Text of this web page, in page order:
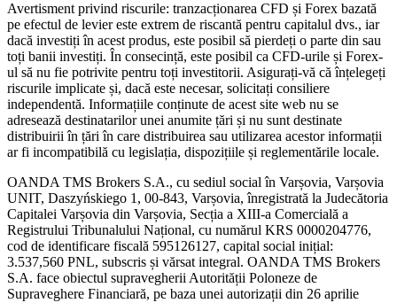
Avertisment privind riscurile: tranzacționarea CFD și Forex bazată
pe efectul de levier este extrem de riscantă pentru capitalul dvs., iar
dacă investiți în acest produs, este posibil să pierdeți o parte din sau
toți banii investiți. În consecință, este posibil ca CFD-urile și Forex-
ul să nu fie potrivite pentru toți investitorii. Asigurați-vă că înțelegeți
riscurile implicate și, dacă este necesar, solicitați consiliere
independentă. Informațiile conținute de acest site web nu se
adresează destinatarilor unei anumite țări și nu sunt destinate
distribuirii în țări în care distribuirea sau utilizarea acestor informații
ar fi incompatibilă cu legislația, dispozițiile și reglementările locale.
OANDA TMS Brokers S.A., cu sediul social în Varșovia, Varșovia
UNIT, Daszyńskiego 1, 00-843, Varșovia, înregistrată la Judecătoria
Capitalei Varșovia din Varșovia, Secția a XIII-a Comercială a
Registrului Tribunalului Național, cu numărul KRS 0000204776,
cod de identificare fiscală 595126127, capital social inițial:
3.537,560 PNL, subscris și vărsat integral. OANDA TMS Brokers
S.A. face obiectul supravegherii Autorității Poloneze de
Supraveghere Financiară, pe baza unei autorizații din 26 aprilie